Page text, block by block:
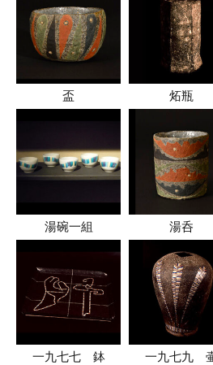
盃 炻瓶
湯碗一組 湯呑
一九七七 鉢 一九七九